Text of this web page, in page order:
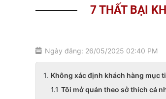
7 THẤT BẠI
Ngày đăng: 26/05/2025 02:40 PM
Không xác định khách hàng mục
Tôi mở quán theo sở thích cá